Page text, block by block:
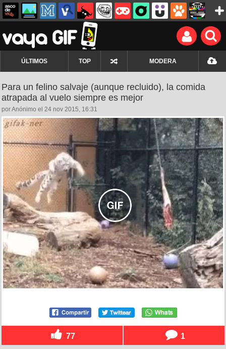
ÚLTIMOS TOP MODERA
Para un felino salvaje (aunque recluido), la comida
atrapada al vuelo siempre es mejor
por Anónimo el 24 nov 2015, 16:31
77 1